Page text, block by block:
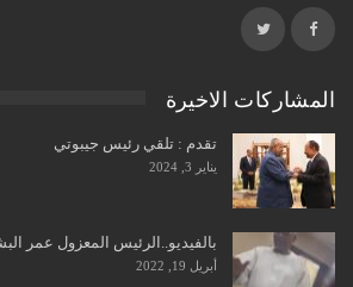
المشاركات الاخيرة
تقدم : تلقي رئيس جيبوتي
يناير 3, 2024
بالفيديو..الرئيس المعزول عمر
أبريل 19, 2022